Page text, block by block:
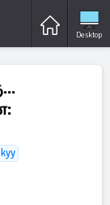
Desktop